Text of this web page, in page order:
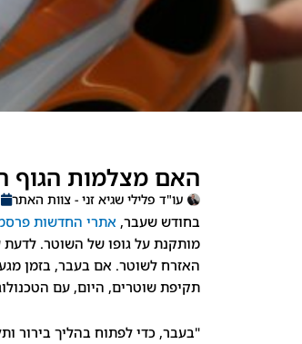
האם מצלמות הגוף
עו"ד פלילי שגיא זני - צוות האתר
בחודש שעבר, אתרי החדשות
מותקנת על גופו של השוטר. לדעת
האזרח לשוטר. אם בעבר, בזמן
תקיפת שוטרים, היום, עם
"בעבר, כדי לפתוח בהליך בירור